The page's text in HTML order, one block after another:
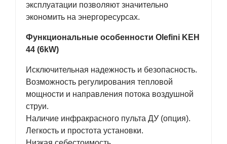
эксплуатации позволяют значительно
экономить на энергоресурсах.
Функциональные особенности Olefini KEH
44 (6kW)
Исключительная надежность и безопасность.
Возможность регулирования тепловой
мощности и направления потока воздушной
струи.
Наличие инфракрасного пульта ДУ (опция).
Легкость и простота установки.